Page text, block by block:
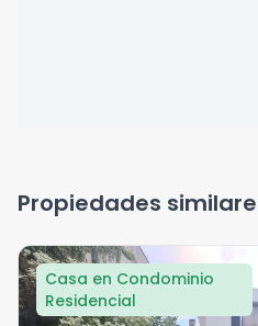
Propiedades
Casa en Condominio
Residencial